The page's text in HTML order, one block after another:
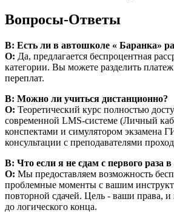
Вопросы-Ответы
В: Есть ли в автошколе « Баранка»
О: Да, предлагается беспроцентная
категории. Вы можете разделить
переплат.
В: Можно ли учиться дистанционно?
О: Теоретический курс полностью
современной LMS-системе (Личный
конспектами и симулятором экзамена
консультации с преподавателями
В: Что если я не сдам с первого раза
О: Мы предоставляем возможность
проблемные моменты с вашим
повторной сдачей. Цель - ваши права,
до логического конца.